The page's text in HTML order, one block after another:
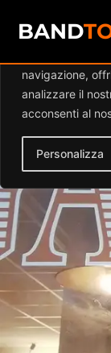
Diamo
navigazione,
analizzare il
acconsenti al
Personalizza
BAND